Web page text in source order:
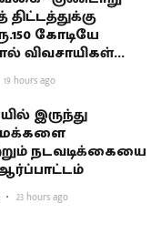
கோடியே
விவசாயிகள்
19 hours ago
இருந்து
மக்களை
நடவடிக்கையை
23 hours ago